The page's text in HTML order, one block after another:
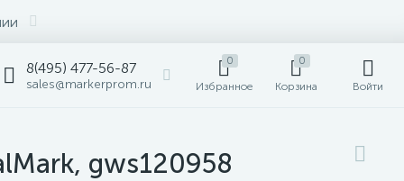
8(495) 477-56-87
sales@markerprom.ru
0
Избранное
0
Корзина Войти
gws120958